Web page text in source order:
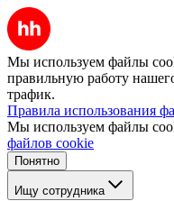
Мы используем файлы
правильную работу
трафик.
Правила использования
Мы используем файлы
файлов cookie
Понятно
Ищу сотрудника